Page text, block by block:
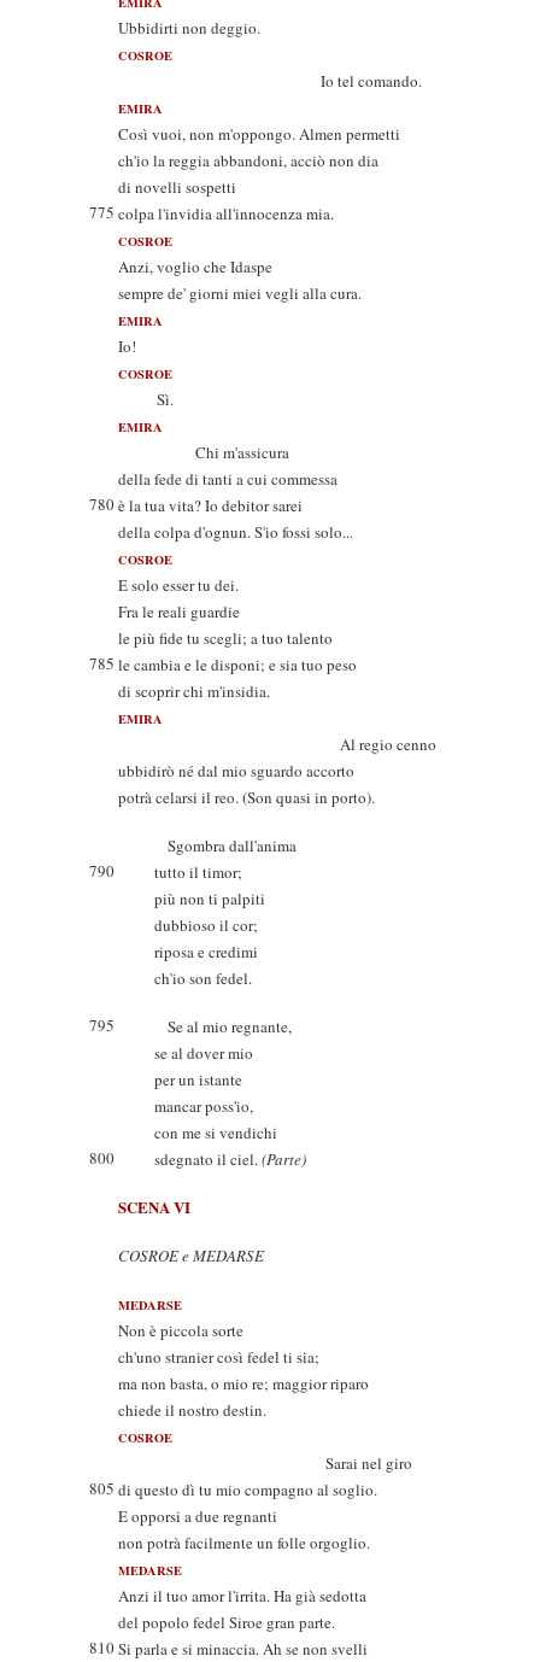
Ubbidirti non deggio.
COSROE
Io tel comando.
EMIRA
Così vuoi, non m'oppongo. Almen permetti
ch'io la reggia abbandoni, acciò non dia
di novelli sospetti
775 colpa l'invidia all'innocenza mia.
COSROE
Anzi, voglio che Idaspe
sempre de' giorni miei vegli alla cura.
EMIRA
Io!
COSROE
Sì.
EMIRA
Chi m'assicura
della fede di tanti a cui commessa
780è la tua vita? Io debitor sarei
della colpa d'ognun. S'io fossi solo...
COSROE
E solo esser tu dei.
Fra le reali guardie
le più fide tu scegli; a tuo talento
785 le cambia e le disponi; e sia tuo peso
di scoprir chi m'insidia.
EMIRA
Al regio cenno
ubbidirò né dal mio sguardo accorto
potrà celarsi il reo. (Son quasi in porto).
Sgombra dall'anima
790
tutto il timor;
più non ti palpiti
dubbioso il cor;
riposa e credimi
ch'io son fedel.
795
Se al mio regnante,
se al dover mio
per un istante
mancar poss'io,
con me si vendichi
800
sdegnato il ciel.(Parte)
SCENA VI
COSROE e MEDARSE
MEDARSE
Non è piccola sorte
ch'uno stranier così fedel ti sia;
ma non basta, o mio re; maggior riparo
chiede il nostro destin.
COSROE
Sarai nel giro
805 di questo dì tu mio compagno al soglio.
E opporsi a due regnanti
non potrà facilmente un folle orgoglio.
MEDARSE
Anzi il tuo amor l'irrita. Ha già sedotta
del popolo fedel Siroe gran parte.
810Si parla e si minaccia. Ah se non svelli